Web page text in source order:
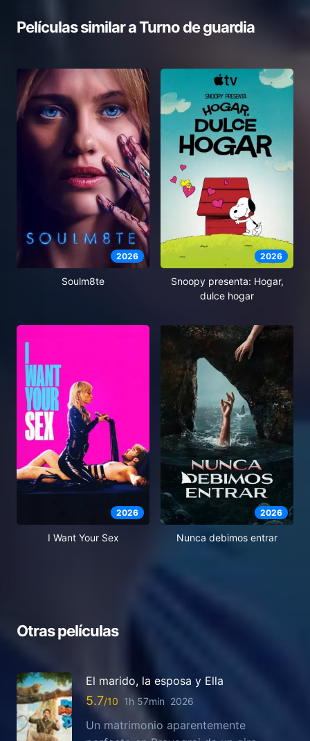
Películas similar aTurno de guardia
2026
Soulm8te
2026
Snoopy presenta: Hogar,
dulce hogar
2026
I Want Your Sex
2026
Nunca debimos entrar
Otras películas
El marido, la esposa y Ella
5.7 1h 57min 2026
Un matrimonio aparentemente